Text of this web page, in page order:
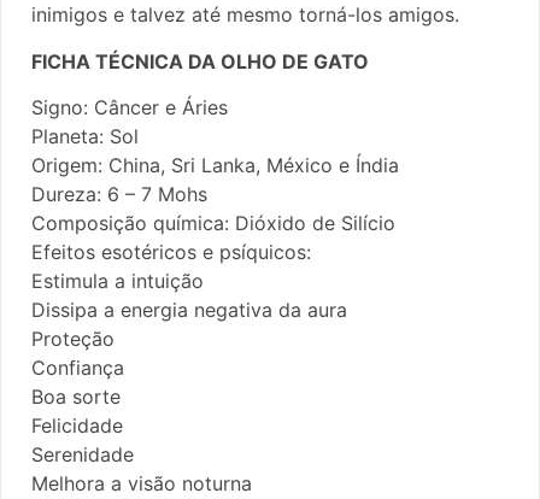
inimigos e talvez até mesmo torná-los amigos.
FICHA TÉCNICA DA OLHO DE GATO
Signo: Câncer e Áries
Planeta: Sol
Origem: China, Sri Lanka, México e Índia
Dureza: 6 – 7 Mohs
Composição química: Dióxido de Silício
Efeitos esotéricos e psíquicos:
Estimula a intuição
Dissipa a energia negativa da aura
Proteção
Confiança
Boa sorte
Felicidade
Serenidade
Melhora a visão noturna